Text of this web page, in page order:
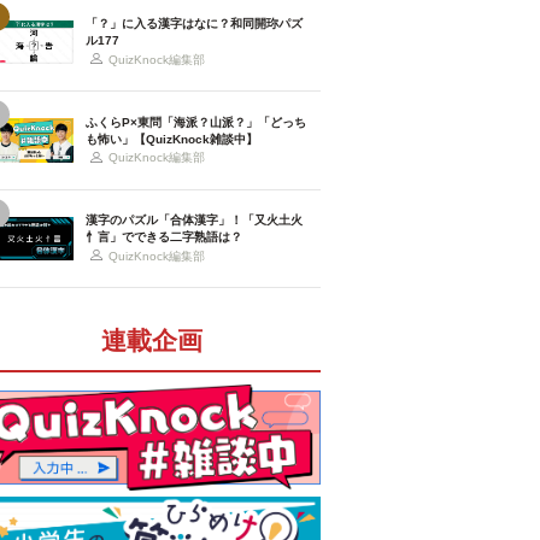
「？」に入る漢字はなに？和同開珎パズ
ル177
QuizKnock編集部
ふくらP×東問「海派？山派？」「どっち
も怖い」【QuizKnock雑談中】
QuizKnock編集部
漢字のパズル「合体漢字」！「又火土火
忄言」でできる二字熟語は？
QuizKnock編集部
連載企画